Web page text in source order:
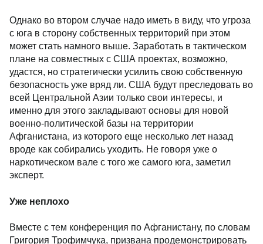
Однако во втором случае надо иметь в виду, что угроза
с юга в сторону собственных территорий при этом
может стать намного выше. Заработать в тактическом
плане на совместных с США проектах, возможно,
удастся, но стратегически усилить свою собственную
безопасность уже вряд ли. США будут преследовать во
всей Центральной Азии только свои интересы, и
именно для этого закладывают основы для новой
военно-политической базы на территории
Афганистана, из которого еще несколько лет назад
вроде как собирались уходить. Не говоря уже о
наркотическом вале с того же самого юга, заметил
эксперт.
Уже неплохо
Вместе с тем конференция по Афганистану, по словам
Григория Трофимчука, призвана продемонстрировать